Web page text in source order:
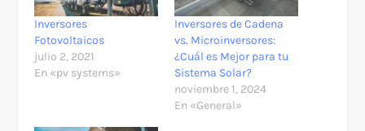
Inversores
Fotovoltaicos
julio 2, 2021
En «pv systems»
Inversores de Cadena
vs. Microinversores:
¿Cuál es Mejor para tu
Sistema Solar?
noviembre 1, 2024
En «General»